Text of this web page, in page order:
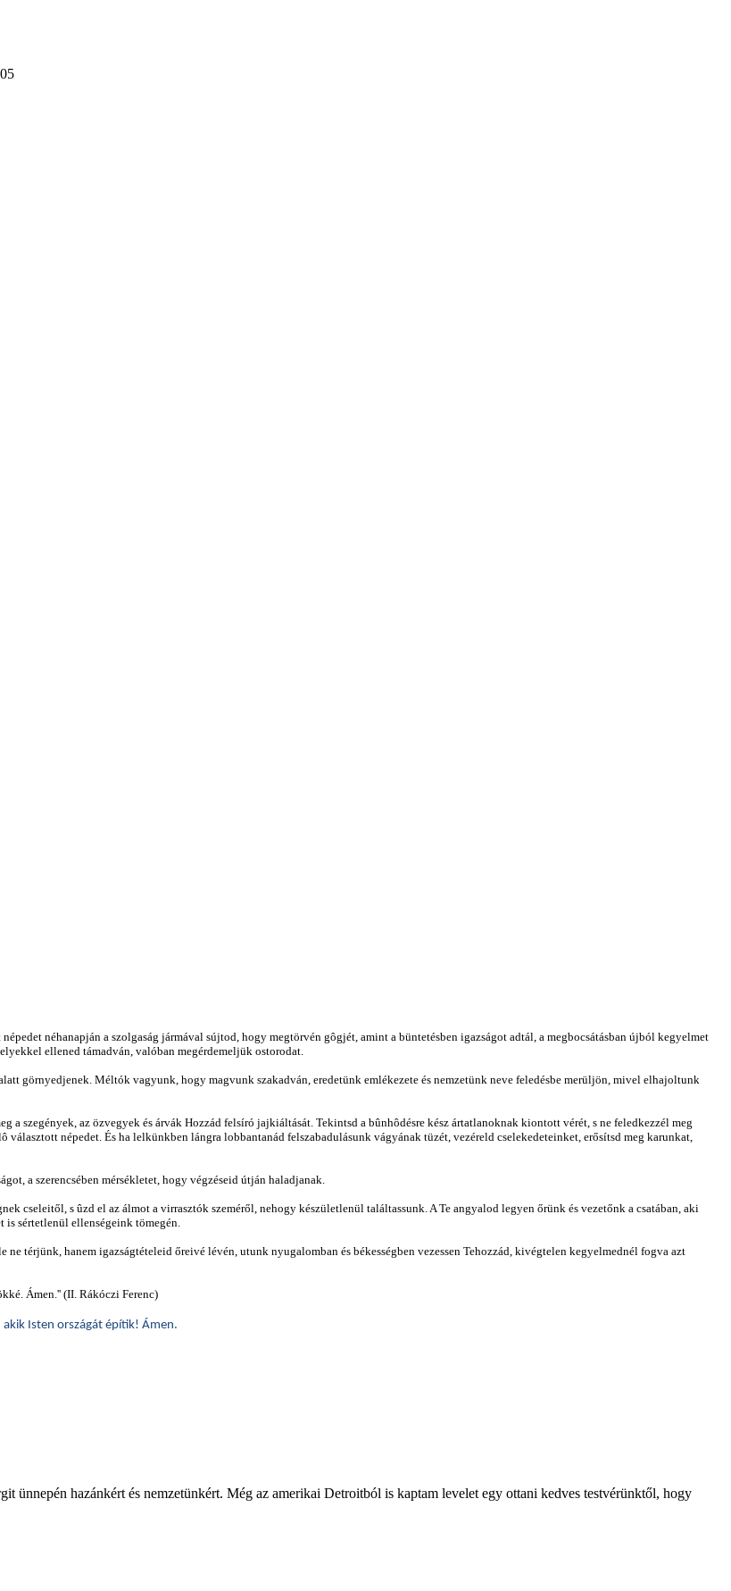
néhanapján a szolgaság jármával sújtod, hogy megtörvén gôgjét, amint a büntetésben igazságot adtál, a megbocsátásban újból kegyelmet
ellened támadván, valóban megérdemeljük ostorodat.
görnyedjenek. Méltók vagyunk, hogy magvunk szakadván, eredetünk emlékezete és nemzetünk neve feledésbe merüljön, mivel elhajoltunk
szegények, az özvegyek és árvák Hozzád felsíró jajkiáltását. Tekintsd a bûnhôdésre kész ártatlanoknak kiontott vérét, s ne feledkezzél meg
népedet. És ha lelkünkben lángra lobbantanád felszabadulásunk vágyának tüzét, vezéreld cselekedeteinket, erősítsd meg karunkat,
a szerencsében mérsékletet, hogy végzéseid útján haladjanak.
cseleitől, s ûzd el az álmot a virrasztók szeméről, nehogy készületlenül találtassunk. A Te angyalod legyen őrünk és vezetőnk a csatában, aki
is sértetlenül ellenségeink tömegén.
térjünk, hanem igazságtételeid őreivé lévén, utunk nyugalomban és békességben vezessen Tehozzád, kivégtelen kegyelmednél fogva azt
Ámen.'' (II. Rákóczi Ferenc)
Isten országát építik! Ámen.
ünnepén hazánkért és nemzetünkért. Még az amerikai Detroitból is kaptam levelet egy ottani kedves testvérünktől, hogy